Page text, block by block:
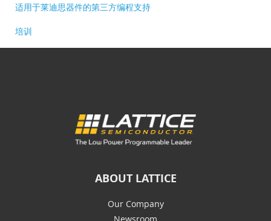
适用于莱迪思器件的第三方编程支持
培训
ABOUT LATTICE
Our Company
Newsroom